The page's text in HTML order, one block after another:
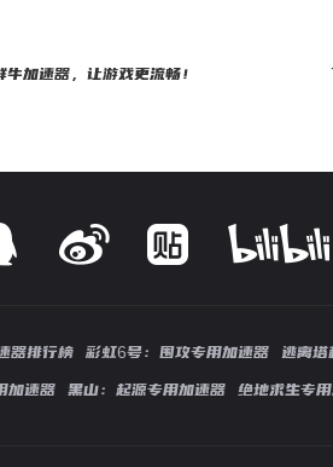
加速器，让游戏更流畅！
器排行榜 彩虹6号：围攻专用加速器
逃离塔
加速器
黑山：起源专用加速器 绝地求生专